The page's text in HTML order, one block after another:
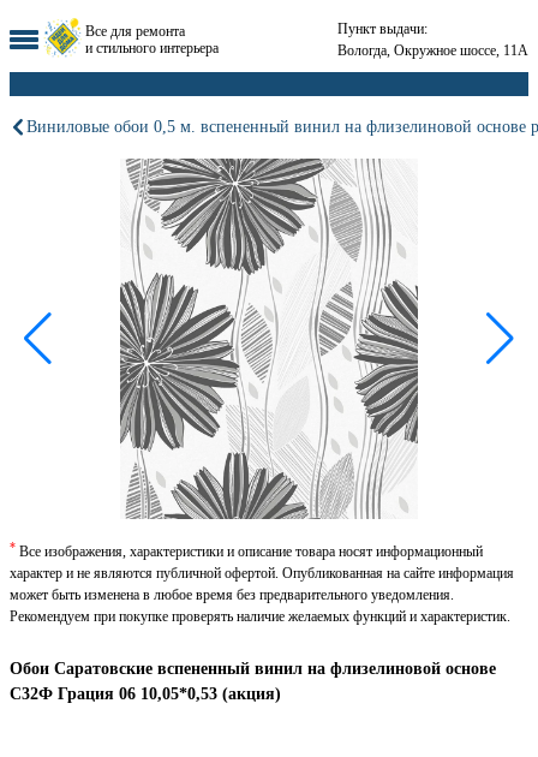
Все для ремонта
и стильного интерьера
Пункт выдачи:
Вологда, Окружное шоссе, 11А
Виниловые обои 0,5 м. вспененный винил на флизелиновой основе
Обои Саратовские вспененный винил на флизелиновой основе
С32Ф Грация 06 10,05*0,53 (акция)
* Все изображения, характеристики и описание товара носят информационный
характер и не являются публичной офертой. Опубликованная на сайте информация
может быть изменена в любое время без предварительного уведомления.
Рекомендуем при покупке проверять наличие желаемых функций и характеристик.